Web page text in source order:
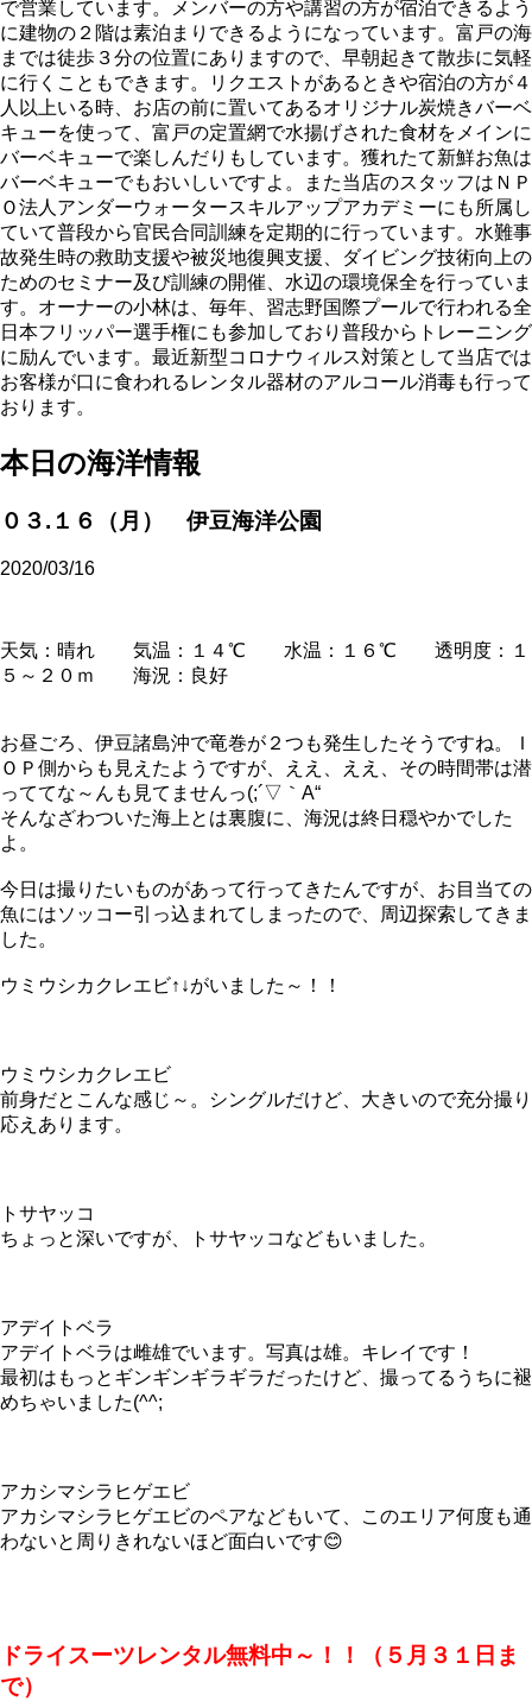
で営業しています。メンバーの方や講習の方が宿泊できるよう
に建物の２階は素泊まりできるようになっています。富戸の海
までは徒歩３分の位置にありますので、早朝起きて散歩に気軽
に行くこともできます。リクエストがあるときや宿泊の方が４
人以上いる時、お店の前に置いてあるオリジナル炭焼きバーベ
キューを使って、富戸の定置網で水揚げされた食材をメインに
バーベキューで楽しんだりもしています。獲れたて新鮮お魚は
バーベキューでもおいしいですよ。また当店のスタッフはＮＰ
Ｏ法人アンダーウォータースキルアップアカデミーにも所属し
ていて普段から官民合同訓練を定期的に行っています。水難事
故発生時の救助支援や被災地復興支援、ダイビング技術向上の
ためのセミナー及び訓練の開催、水辺の環境保全を行っていま
す。オーナーの小林は、毎年、習志野国際プールで行われる全
日本フリッパー選手権にも参加しており普段からトレーニング
に励んでいます。最近新型コロナウィルス対策として当店では
お客様が口に食われるレンタル器材のアルコール消毒も行って
おります。
本日の海洋情報
０３.１６（月） 伊豆海洋公園
2020/03/16
天気：晴れ 気温：１４℃ 水温：１６℃ 透明度：１
５～２０ｍ 海況：良好
お昼ごろ、伊豆諸島沖で竜巻が２つも発生したそうですね。Ｉ
ＯＰ側からも見えたようですが、ええ、ええ、その時間帯は潜
っててな～んも見てませんっ(;´▽｀A“
そんなざわついた海上とは裏腹に、海況は終日穏やかでした
よ。
今日は撮りたいものがあって行ってきたんですが、お目当ての
魚にはソッコー引っ込まれてしまったので、周辺探索してきま
した。
ウミウシカクレエビ↑↓がいました～！！
ウミウシカクレエビ
前身だとこんな感じ～。シングルだけど、大きいので充分撮り
応えあります。
トサヤッコ
ちょっと深いですが、トサヤッコなどもいました。
アデイトベラ
アデイトベラは雌雄でいます。写真は雄。キレイです！
最初はもっとギンギンギラギラだったけど、撮ってるうちに褪
めちゃいました(^^;
アカシマシラヒゲエビ
アカシマシラヒゲエビのペアなどもいて、このエリア何度も通
わないと周りきれないほど面白いです😊
ドライスーツレンタル無料中～！！（５月３１日ま
で）